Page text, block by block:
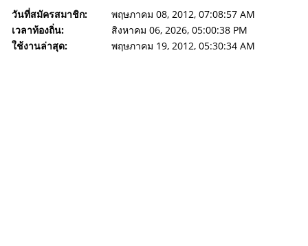
วันที่สมัครสมาชิก:
พฤษภาคม 08, 2012, 07:08:57 AM
เวลาท้องถิ่น:
สิงหาคม 06, 2026, 05:00:38 PM
ใช้งานล่าสุด:
พฤษภาคม 19, 2012, 05:30:34 AM